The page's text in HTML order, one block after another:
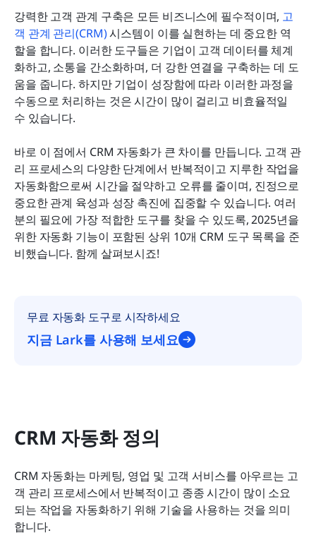
강력한 고객 관계 구축은 모든 비즈니스에 필수적이며, 고
객 관계 관리(CRM) 시스템이 이를 실현하는 데 중요한 역
할을 합니다. 이러한 도구들은 기업이 고객 데이터를 체계
화하고, 소통을 간소화하며, 더 강한 연결을 구축하는 데 도
움을 줍니다. 하지만 기업이 성장함에 따라 이러한 과정을
수동으로 처리하는 것은 시간이 많이 걸리고 비효율적일
수 있습니다.
바로 이 점에서 CRM 자동화가 큰 차이를 만듭니다. 고객 관
리 프로세스의 다양한 단계에서 반복적이고 지루한 작업을
자동화함으로써 시간을 절약하고 오류를 줄이며, 진정으로
중요한 관계 육성과 성장 촉진에 집중할 수 있습니다. 여러
분의 필요에 가장 적합한 도구를 찾을 수 있도록, 2025년을
위한 자동화 기능이 포함된 상위 10개 CRM 도구 목록을 준
비했습니다. 함께 살펴보시죠!
무료 자동화 도구로 시작하세요
지금 Lark를 사용해 보세요
CRM 자동화 정의
CRM 자동화는 마케팅, 영업 및 고객 서비스를 아우르는 고
객 관리 프로세스에서 반복적이고 종종 시간이 많이 소요
되는 작업을 자동화하기 위해 기술을 사용하는 것을 의미
합니다.
CRM 자동화의 주요 특징
CRM 자동화의 예
자동화 기능이 포함된 상위 10개 CRM
CRM 자동화 구현을 위한 모범 사례
최종 생각